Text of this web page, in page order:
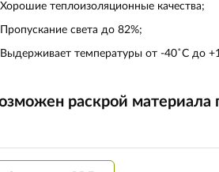
Хорошие теплоизоляционные качества;
Пропускание света до 82%;
Выдерживает температуры от ‐40˚С до
раскрой